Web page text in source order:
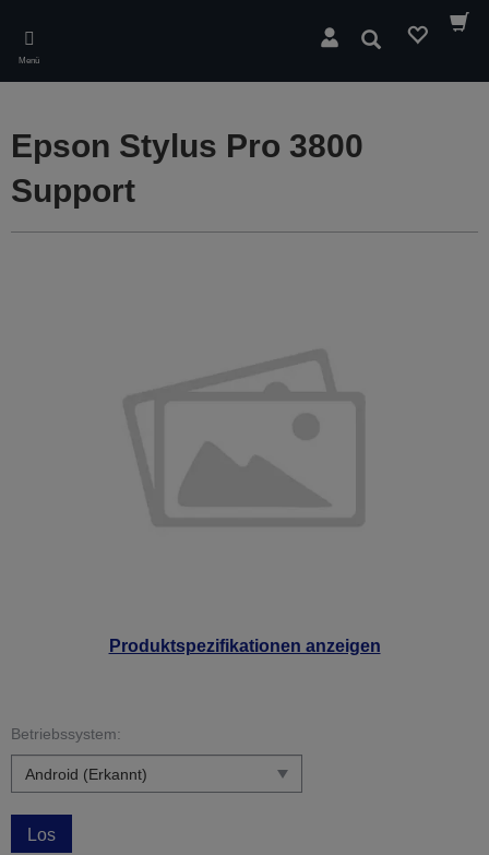
main
content
Menü
Suchen
Produktspezifikationen anzeigen
Epson Stylus Pro 3800
Support
Betriebssystem:
Los